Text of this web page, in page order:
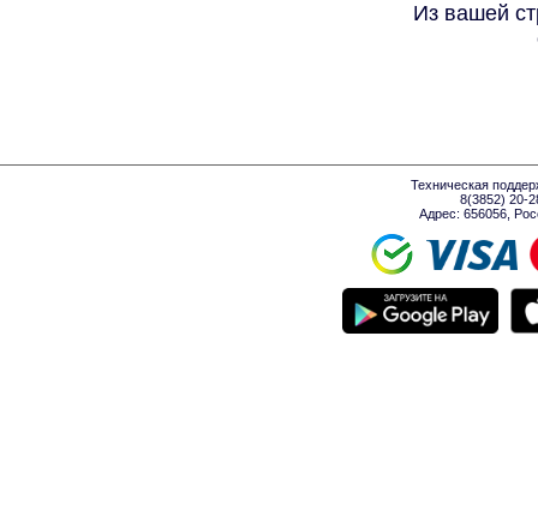
Из вашей
Техническая
8(3852) 20-
Адрес: 656056,